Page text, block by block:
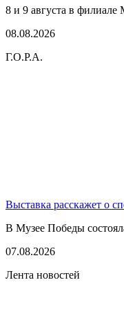
8 и 9 августа в
08.08.2026
Г.О.Р.А.
Выставка расскажет о
В Музее Победы
07.08.2026
Лента новостей